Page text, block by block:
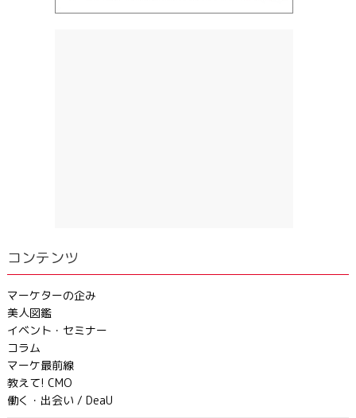
コンテンツ
マーケターの企み
美人図鑑
イベント・セミナー
コラム
マーケ最前線
教えて! CMO
働く・出会い / DeaU